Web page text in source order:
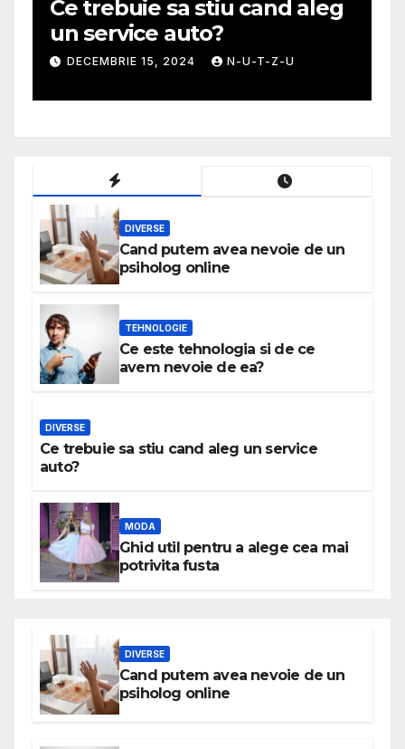
Ce trebuie sa stiu cand aleg
un service auto?
DECEMBRIE 15, 2024 N-U-T-Z-U
DIVERSE
Cand putem avea nevoie de un
psiholog online
TEHNOLOGIE
Ce este tehnologia si de ce
avem nevoie de ea?
DIVERSE
Ce trebuie sa stiu cand aleg un service
auto?
MODA
Ghid util pentru a alege cea mai
potrivita fusta
DIVERSE
Cand putem avea nevoie de un
psiholog online